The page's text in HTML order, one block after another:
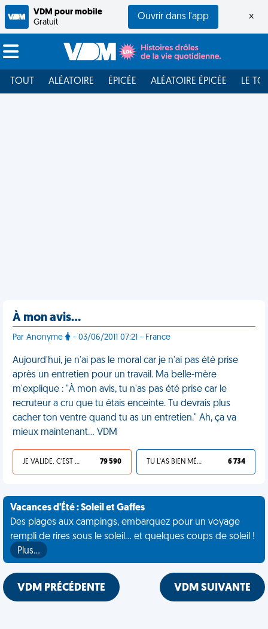
VDM pour mobile
Gratuit
Ouvrir dans l'app ×
TOUT ALÉATOIRE ÉPICÉE ALÉATOIRE ÉPICÉE LE
À mon avis…
Par Anonyme - 03/06/2011 07:21 - France
Aujourd'hui, je n'ai pas le moral car je n'ai pas été prise
après un entretien pour un travail. Ma belle-mère
m'explique : "À mon avis, tu n'as pas été prise car le
recruteur a cru que tu étais enceinte. Tu devrais plus
cacher ton ventre quand tu as un entretien." Ah, ça va
mieux maintenant... VDM
JE VALIDE, C'EST UNE VDM 79 590 TU L'AS BIEN MÉRITÉ 6 734
Vacances d'Été : Soleil et Gaffes
Des plages aux campings, embarquez pour un voyage
rempli de rires sous le soleil... et quelques coups de soleil !
Plus…
VDM PRÉCÉDENTE VDM SUIVANTE